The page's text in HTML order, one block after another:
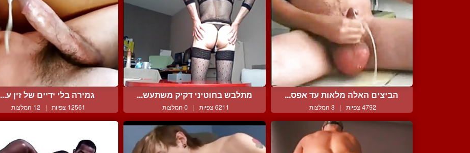
הביצים האלה מלאות עד אפס...
4792 צפיות | 3 המלצות
מתלבש בחוטיני דקיק משתעש...
6211 צפיות | 0 המלצות
גמירה בלי ידיים של זין ע...
12561 צפיות | 12 המלצות